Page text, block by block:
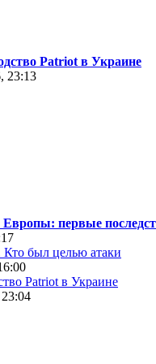
Patriot в Украине
23:13
первые
был целью атаки
Patriot в Украине